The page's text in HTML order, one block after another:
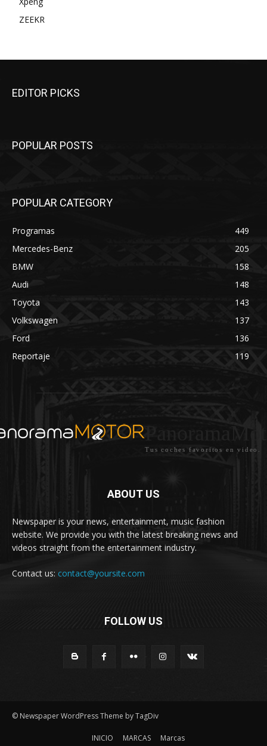
ZEEKR
EDITOR PICKS
POPULAR POSTS
POPULAR CATEGORY
Programas
449
Mercedes-Benz
205
BMW
158
Audi
148
Toyota
143
Volkswagen
137
Ford
136
Reportaje
119
Tus coches favoritos en video.
ABOUT US
Newspaper is your news, entertainment, music fashion
website. We provide you with the latest breaking news and
videos straight from the entertainment industry.
Contact us: contact@yoursite.com
FOLLOW US
© Newspaper WordPress Theme by TagDiv
INICIO MARCAS Marcas